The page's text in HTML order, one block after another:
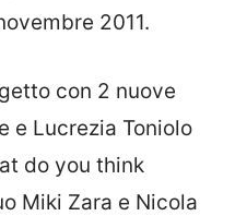
2011.
con 2 nuove
e Lucrezia Toniolo
do you think
Miki Zara e Nicola